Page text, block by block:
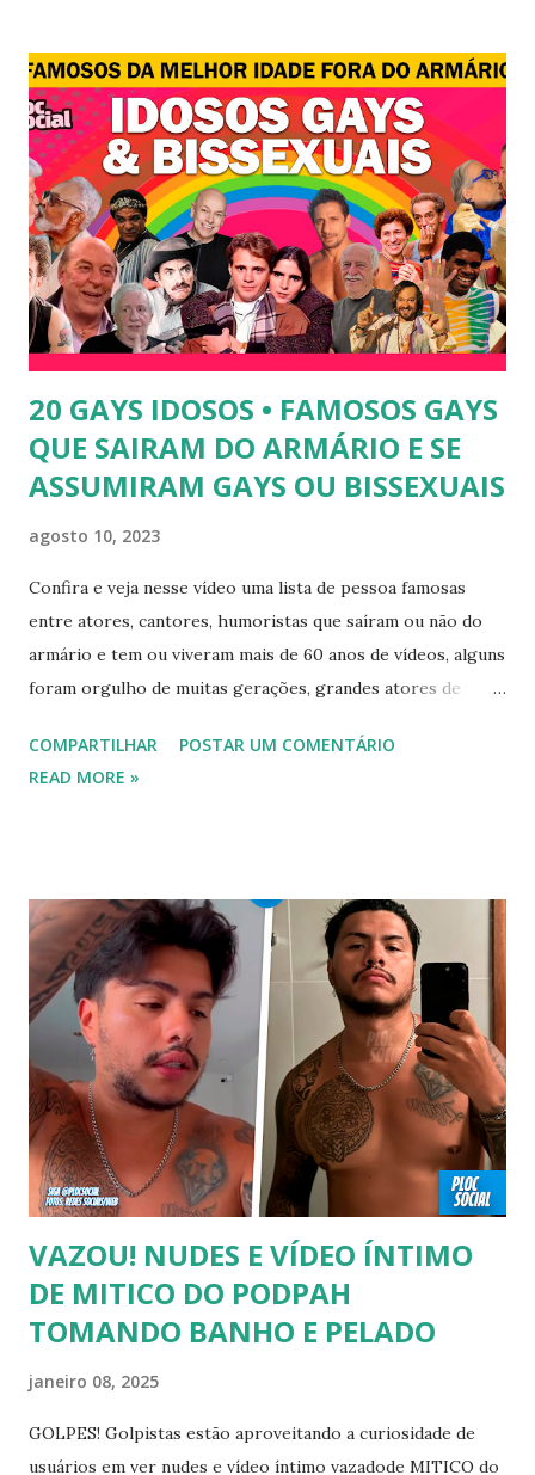
disse, ainda, que realizou a cirurgia em busca de ser feliz, e
não para agradar a um homem. 3) Léo Aquilla - Apresenta o
programa "A Tarde é Sua", na Rede TV, ao lado de Sonia
Abrão. A loira também participou do reality show "A
Fazenda", exibido pela Record TV. 4) Thalita Zampirolli -
Thalita Zampirolli é modelo, atriz e empresária. A loira
alcançou a fama após ser apontada como affair do ex-
jogador Romário. 5) Ariadna Arantes - Ariadna Arantes
ficou nacionalmente conhecida após sua ...
20 GAYS IDOSOS • FAMOSOS GAYS
QUE SAIRAM DO ARMÁRIO E SE
ASSUMIRAM GAYS OU BISSEXUAIS
agosto 10, 2023
Confira e veja nesse vídeo uma lista de pessoa famosas
entre atores, cantores, humoristas que saíram ou não do
armário e tem ou viveram mais de 60 anos de vídeos, alguns
foram orgulho de muitas gerações, grandes atores de
foram gays, bissexuais ou algo mais. 20 GAYS IDOSOS •
FAMOSOS GAYS QUE SAIRAM DO ARMÁRIO E SE
00:04 Abertura do vídeo: 00:15 AVISO 00:18 Não é
recomendado “retirar alguém do armário”, sexualidade e
tempo é algo particular de cada indivíduo, cabendo somente
a ele sair ou não. As pessoas mencionadas nesse vídeo
escolheram ser públicas e antes deste TODAS já tiveram a
sexualidade exposta. MAIORES DE 60 ANOS Tuca Andrada
00:41 Famosos foi flagrado beijando outro homem no
carnaval do Rio Alexandre Frota 00:56 Ator se diz hetero,
mas fez filmes com tr...
COMPARTILHAR
POSTAR UM COMENTÁRIO
READ MORE »
VAZOU! NUDES E VÍDEO ÍNTIMO
DE MITICO DO PODPAH
TOMANDO BANHO E PELADO
janeiro 08, 2025
GOLPES! Golpistas estão aproveitando a curiosidade de
usuários em ver nudes e vídeo íntimo vazadode MITICO do